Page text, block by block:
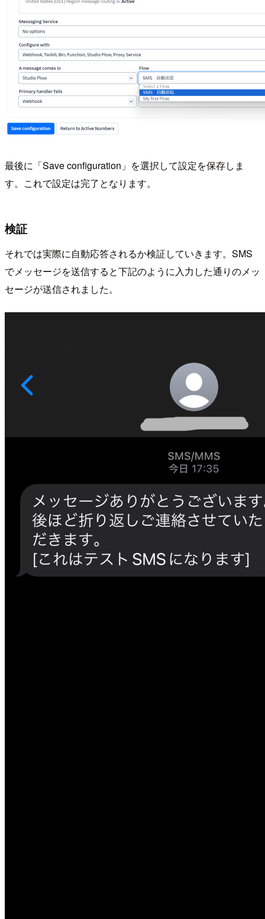
最後に「Save configuration」を選択して設定を保存しま
す。これで設定は完了となります。
検証
それでは実際に自動応答されるか検証していきます。SMS
でメッセージを送信すると下記のように入力した通りのメッ
セージが送信されました。